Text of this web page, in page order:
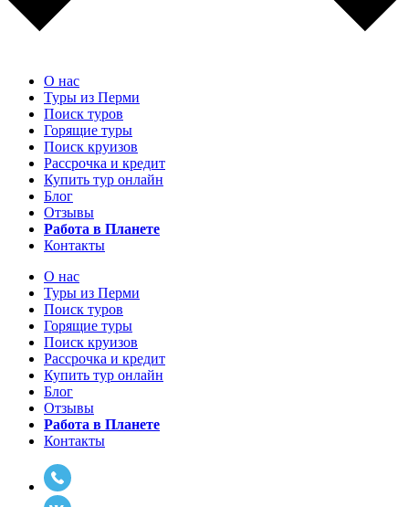
О нас
Туры из Перми
Поиск туров
Горящие туры
Поиск круизов
Рассрочка и кредит
Купить тур онлайн
Блог
Отзывы
Работа в Планете
Контакты
О нас
Туры из Перми
Поиск туров
Горящие туры
Поиск круизов
Рассрочка и кредит
Купить тур онлайн
Блог
Отзывы
Работа в Планете
Контакты